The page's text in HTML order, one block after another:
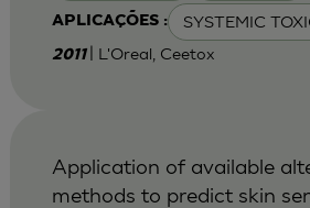
APLICAÇÕES : SYSTEMIC
2011 | L'Oreal, Ceetox
Application of available
methods to predict skin